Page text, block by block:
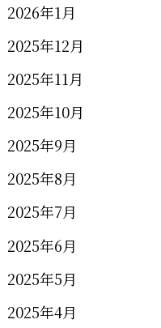
2026年1月
2025年12月
2025年11月
2025年10月
2025年9月
2025年8月
2025年7月
2025年6月
2025年5月
2025年4月